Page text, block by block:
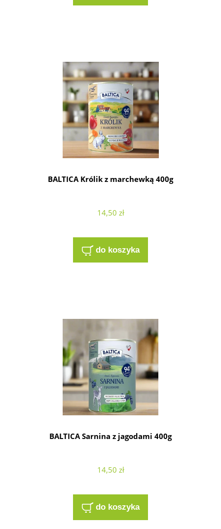
BALTICA Królik z marchewką 400g
14,50 zł
do koszyka
BALTICA Sarnina z jagodami 400g
14,50 zł
do koszyka